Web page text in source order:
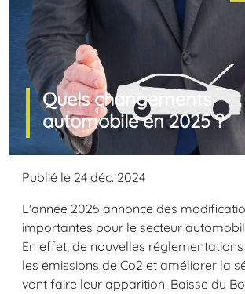
Quels changements
automobile en 2025 ?
Publié le 24 déc. 2024
L'année 2025 annonce des
importantes pour le secteur
En effet, de nouvelles
les émissions de Co2 et améliorer la
vont faire leur apparition. Baisse du